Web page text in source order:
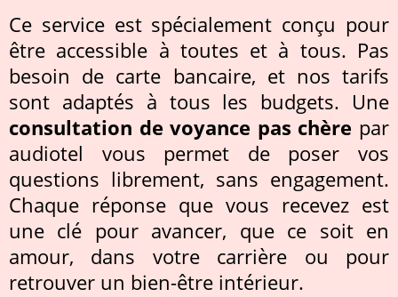
Ce service est spécialement conçu pour
être accessible à toutes et à tous. Pas
besoin de carte bancaire, et nos tarifs
sont adaptés à tous les budgets. Une
consultation de voyance pas chère par
audiotel vous permet de poser vos
questions librement, sans engagement.
Chaque réponse que vous recevez est
une clé pour avancer, que ce soit en
amour, dans votre carrière ou pour
retrouver un bien-être intérieur.